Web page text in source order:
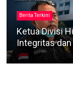
Berita Terkini
Dugaan
Dusun
Burneh